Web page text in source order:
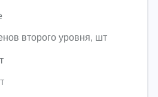
второго уровня, шт